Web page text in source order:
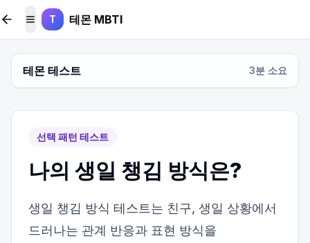
본문 바로가기
메뉴 토글
T 테몬 MBTI
테몬 테스트 3분 소요
선택 패턴 테스트
나의 생일 챙김 방식은?
생일 챙김 방식 테스트는 친구, 생일 상황에서
드러나는 관계 반응과 표현 방식을